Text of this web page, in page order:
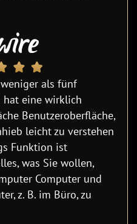
als fünf
eine wirklich
Benutzeroberfläche,
leicht zu verstehen
Funktion ist
was Sie wollen,
Computer und
z. B. im Büro, zu